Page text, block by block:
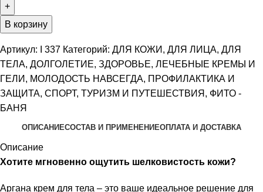
В корзину
Артикул: I 337 Категорий: ДЛЯ КОЖИ , ДЛЯ ЛИЦА, ДЛЯ
ТЕЛА, ДОЛГОЛЕТИЕ, ЗДОРОВЬЕ, ЛЕЧЕБНЫЕ КРЕМЫ И
ГЕЛИ , МОЛОДОСТЬ НАВСЕГДА, ПРОФИЛАКТИКА И
ЗАЩИТА, СПОРТ, ТУРИЗМ И ПУТЕШЕСТВИЯ , ФИТО -
БАНЯ
ОПИСАНИЕСОСТАВ И ПРИМЕНЕНИЕОПЛАТА И ДОСТАВКА
Описание
Хотите мгновенно ощутить шелковистость кожи?
Аргана крем для тела – это ваше идеальное решение для